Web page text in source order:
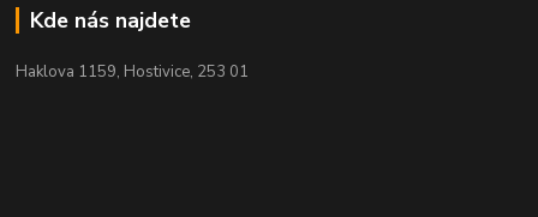
Kde nás najdete
Haklova 1159, Hostivice, 253 01